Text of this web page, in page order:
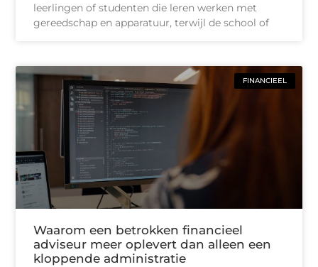
leerlingen of studenten die leren werken met
gereedschap en apparatuur, terwijl de school of
FINANCIEEL
Waarom een betrokken financieel
adviseur meer oplevert dan alleen een
kloppende administratie